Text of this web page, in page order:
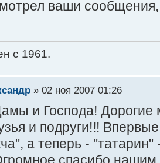
ваши
с 1961.
» 02 ноя 2007 01:26
и Господа! Дорогие
и подруги!!!
а теперь -
спасибо нашим